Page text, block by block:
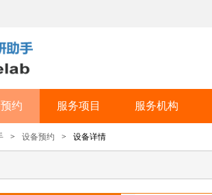
约 服务项目 服务机构
> 设备预约 > 设备详情